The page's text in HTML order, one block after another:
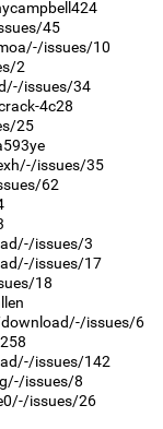
45
issues/10
2
issues/34
4c28
25
issues/35
62
issues/3
issues/17
18
issues/6
issues/142
issues/8
issues/26